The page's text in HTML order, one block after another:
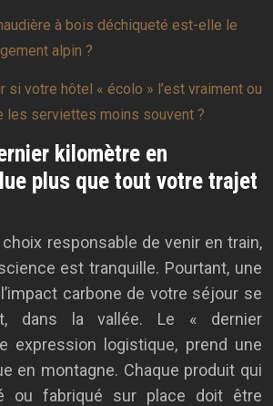
à bois déchiqueté est-elle le
alpin ?
si votre hôtel « écolo » l’est vraiment ou
les serviettes moins souvent ?
kilomètre en
plus que tout votre trajet
responsable de venir en train,
est tranquille. Pourtant, une
carbone de votre séjour se
dans la vallée. Le « dernier
expression logistique, prend une
en montagne. Chaque produit qui
ou fabriqué sur place doit être